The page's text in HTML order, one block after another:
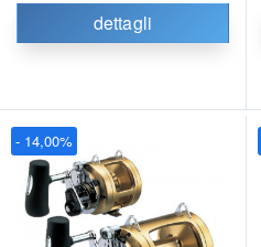
dettagli
- 14,00%